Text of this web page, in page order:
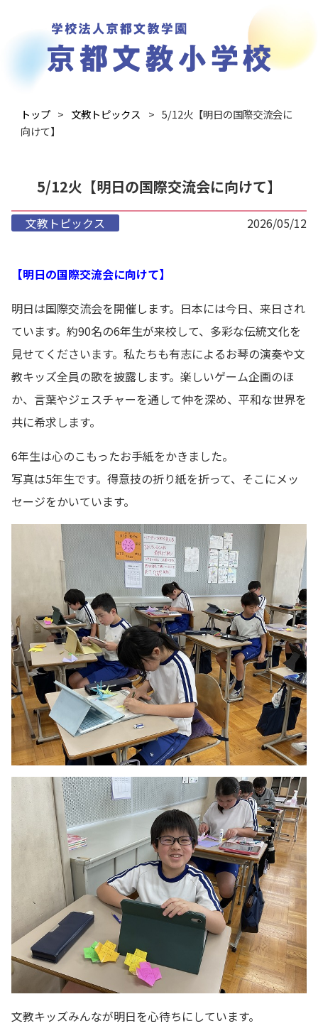
トップ 文教トピックス
5/12火【明日の国際交流会に
向けて】
5/12火【明日の国際交流会に向けて】
文教トピックス 2026/05/12
【明日の国際交流会に向けて】
明日は国際交流会を開催します。日本には今日、来日され
ています。約90名の6年生が来校して、多彩な伝統文化を
見せてくださいます。私たちも有志によるお琴の演奏や文
教キッズ全員の歌を披露します。楽しいゲーム企画のほ
か、言葉やジェスチャーを通して仲を深め、平和な世界を
共に希求します。
6年生は心のこもったお手紙をかきました。
写真は5年生です。得意技の折り紙を折って、そこにメッ
セージをかいています。
文教キッズみんなが明日を心待ちにしています。